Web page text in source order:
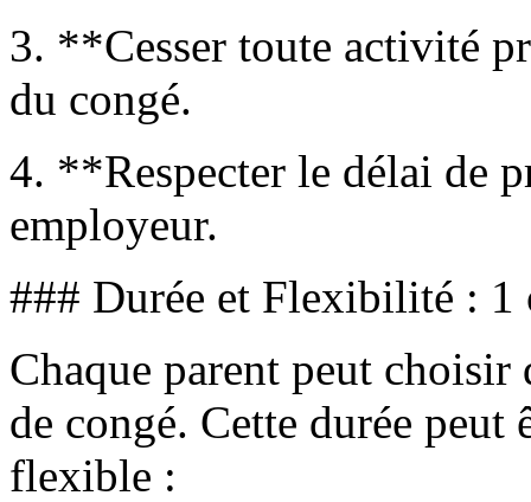
3. **Cesser toute activité
du congé.
4. **Respecter le délai de
employeur.
### Durée et Flexibilité :
Chaque parent peut
de congé. Cette durée peut
flexible :